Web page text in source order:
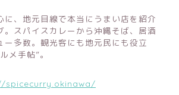
に、地元目線で本当にうまい店を紹介
。スパイスカレーから沖縄そば、居酒
ー多数。観光客にも地元民にも役立
メ手帖”。
spicecurry.okinawa/